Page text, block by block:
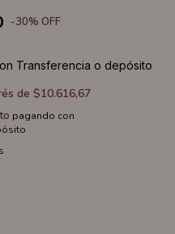
-30% OFF
Transferencia o depósito
de $10.616,67
pagando con